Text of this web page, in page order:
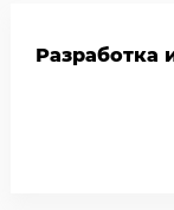
Разработка